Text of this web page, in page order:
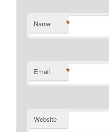
Name *
Email *
Website